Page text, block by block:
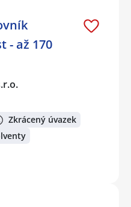
- až 170
Zkrácený úvazek